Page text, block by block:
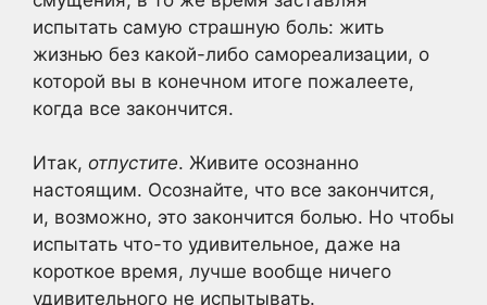
испытать самую страшную боль: жить
жизнью без какой-либо самореализации, о
которой вы в конечном итоге пожалеете,
когда все закончится.
Итак, отпустите. Живите осознанно
настоящим. Осознайте, что все закончится,
и, возможно, это закончится болью. Но чтобы
испытать что-то удивительное, даже на
короткое время, лучше вообще ничего
удивительного не испытывать.